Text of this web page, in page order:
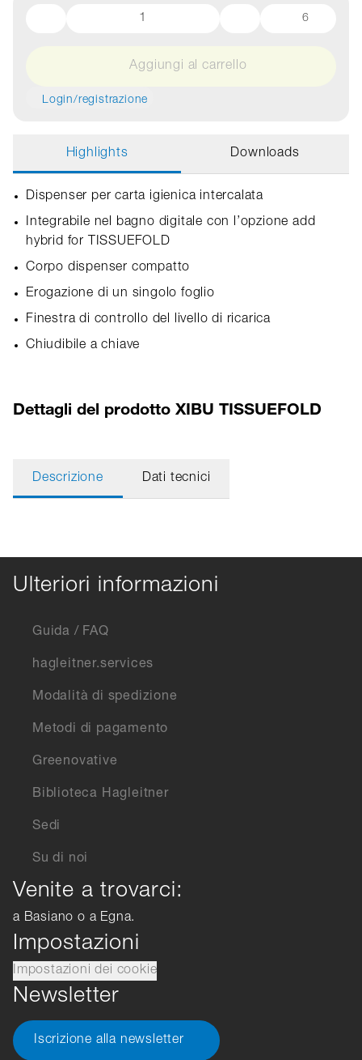
6
Aggiungi al carrello
Login/registrazione
Highlights Downloads
Dispenser per carta igienica intercalata
Integrabile nel bagno digitale con l’opzione add
hybrid for TISSUEFOLD
Corpo dispenser compatto
Erogazione di un singolo foglio
Finestra di controllo del livello di ricarica
Chiudibile a chiave
Dettagli del prodotto XIBU TISSUEFOLD
Descrizione Dati tecnici
Ulteriori informazioni
Guida / FAQ
hagleitner.services
Modalità di spedizione
Metodi di pagamento
Greenovative
Biblioteca Hagleitner
Sedi
Su di noi
Venite a trovarci:
a Basiano o a Egna.
Impostazioni
Impostazioni dei cookie
Newsletter
Iscrizione alla newsletter